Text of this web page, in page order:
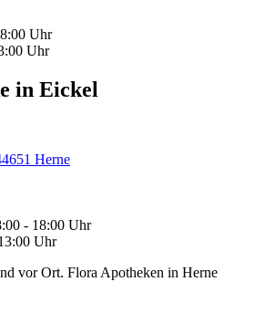
Uhr
Uhr
in Eickel
Herne
- 18:00 Uhr
Uhr
vor Ort. Flora Apotheken in Herne